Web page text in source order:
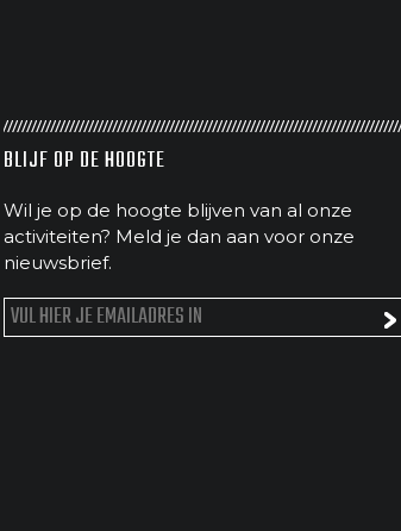
BLIJF OP DE HOOGTE
Wil je op de hoogte blijven van al onze
activiteiten? Meld je dan aan voor onze
nieuwsbrief.